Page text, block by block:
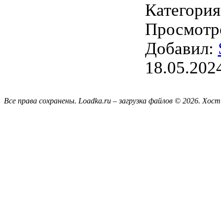
Добавил:
Все права сохранены. Loadka.ru – загрузка файлов © 2026.